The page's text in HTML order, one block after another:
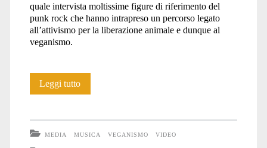
Frankenstein</span>
quale intervista moltissime figure di riferimento del
punk rock che hanno intrapreso un percorso legato
all’attivismo per la liberazione animale e dunque al
veganismo.
Leggi tuttoPunk
MEDIA MUSICA VEGANISMO VIDEO